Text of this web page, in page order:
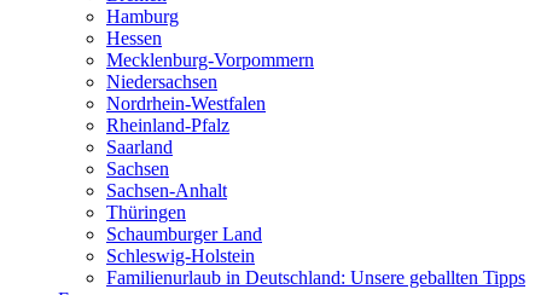
Hamburg
Hessen
Mecklenburg-Vorpommern
Niedersachsen
Nordrhein-Westfalen
Rheinland-Pfalz
Saarland
Sachsen
Sachsen-Anhalt
Thüringen
Schaumburger Land
Schleswig-Holstein
Familienurlaub in Deutschland: Unsere geballten Tipps